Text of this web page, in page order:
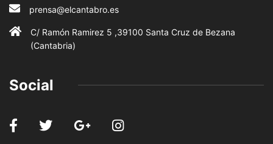
prensa@elcantabro.es
C/ Ramón Ramirez 5 ,39100 Santa Cruz de Bezana
(Cantabria)
Social